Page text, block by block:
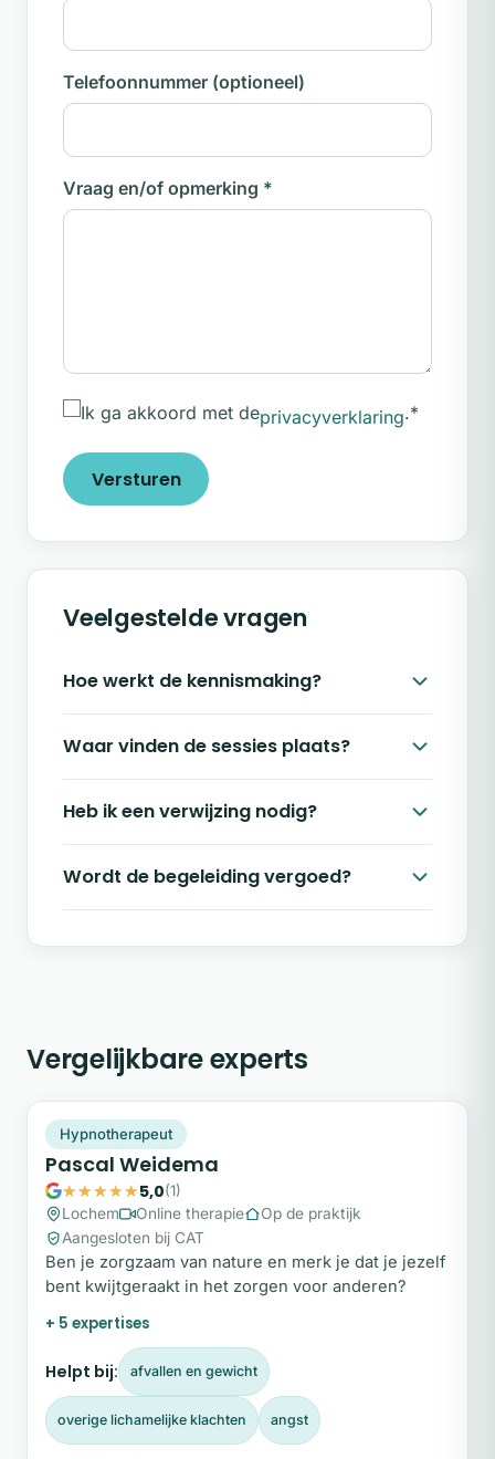
Telefoonnummer (optioneel)
Vraag en/of opmerking *
Ik ga akkoord met deprivacyverklaring.*
Versturen
Veelgestelde vragen
Hoe werkt de kennismaking?
Waar vinden de sessies plaats?
Heb ik een verwijzing nodig?
Wordt de begeleiding vergoed?
Vergelijkbare experts
Snel beschikbaar
Hypnotherapeut
Pascal Weidema
5,0(1)
Lochem
Online therapie
Op de praktijk
Aangesloten bij CAT
Ben je zorgzaam van nature en merk je dat je jezelf
bent kwijtgeraakt in het zorgen voor anderen?
+ 5 expertises
Helpt bij: afvallen en gewicht
overige lichamelijke klachten angst